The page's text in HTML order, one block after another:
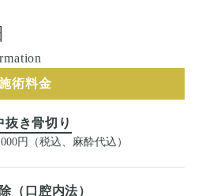
術料金
抜き骨切り
円（税込、麻酔代込）
（口腔内法）